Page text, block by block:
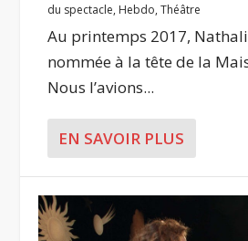
du spectacle, Hebdo,Théâtre
Au printemps 2017,
nommée à la tête de la
Nous l’avions...
EN SAVOIR PLUS